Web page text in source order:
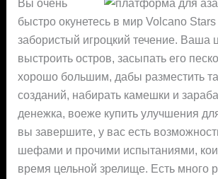
Вы очень
быстро окунетесь в мир Volcano Stars
забористый игроцкий течение. Ваша
выстроить остров, засыпать его
хорошо большим, дабы разместить
созданий, набирать камешки и
денежка, воеже купить улучшения
вы завершите, у вас есть
шефами и прочими испытаниями,
время цельной зрелище. Есть много